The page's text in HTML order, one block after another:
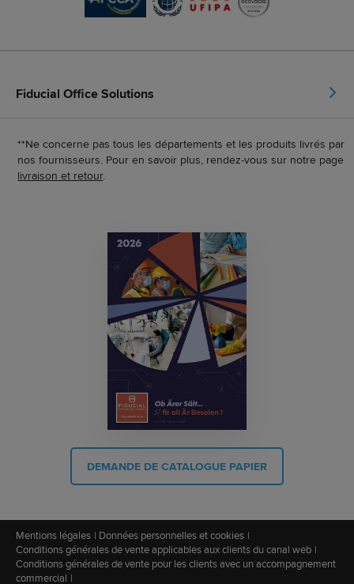
Fiducial Office Solutions
**Ne concerne pas tous les départements et les produits livrés par
nos fournisseurs. Pour en savoir plus, rendez-vous sur notre page
livraison et retour.
DEMANDE DE CATALOGUE PAPIER
Mentions légales
Données personnelles et cookies
Conditions générales de vente applicables aux clients du canal web
Conditions générales de vente pour les clients avec un accompagnement
commercial